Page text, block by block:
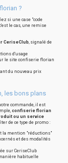
?
si une case "code
le cas, une remise
CeriseClub, signalé de
d'usage
le site confiserie florian
du nouveau prix
les bons plans
commande, il est
confiserie florian
ou un service
de ce type de promo :
la mention "réductions"
et des modalités
sur CeriseClub
habituelle